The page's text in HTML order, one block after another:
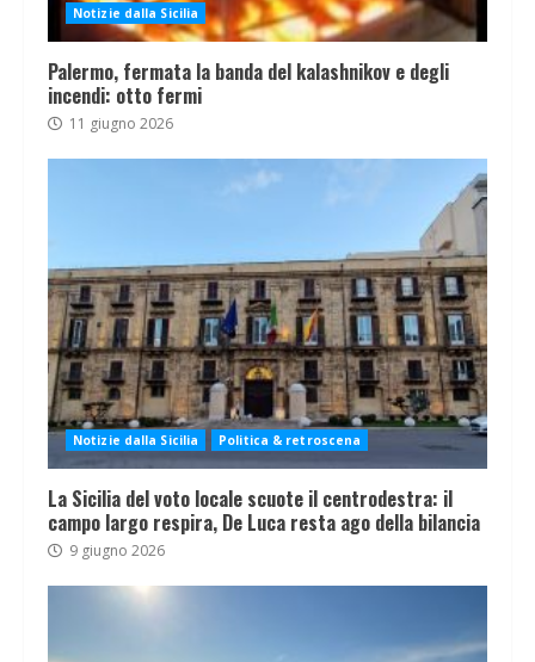
Notizie dalla Sicilia
Palermo, fermata la banda del kalashnikov e degli
incendi: otto fermi
11 giugno 2026
Notizie dalla Sicilia Politica & retroscena
La Sicilia del voto locale scuote il centrodestra: il
campo largo respira, De Luca resta ago della bilancia
9 giugno 2026